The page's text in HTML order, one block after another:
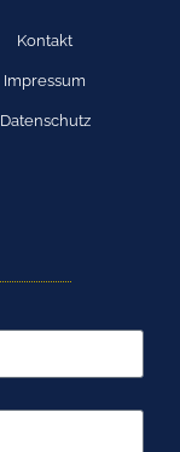
Kontakt
Impressum
Datenschutz